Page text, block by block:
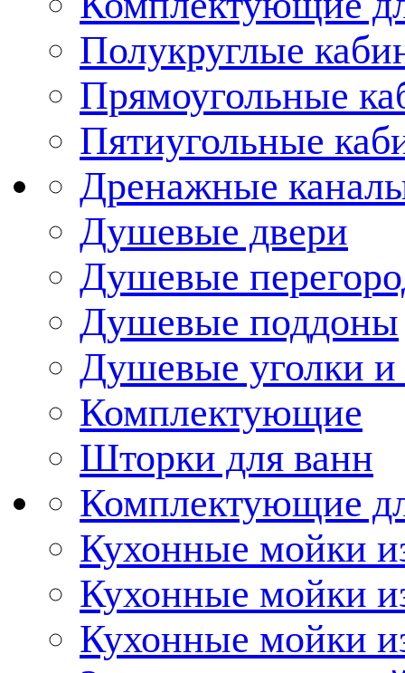
Полукруглые
Прямоугольные
Пятиугольные
Дренажные
Душевые двери
Душевые
Душевые поддоны
Душевые уголки и
Комплектующие
Шторки для ванн
Комплектующие
Кухонные мойки
Кухонные мойки
Кухонные мойки